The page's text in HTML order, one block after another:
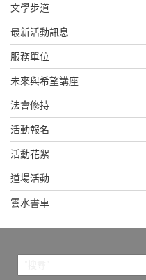
文學步道
最新活動訊息
服務單位
未來與希望講座
法會修持
活動報名
活動花絮
道場活動
雲水書車